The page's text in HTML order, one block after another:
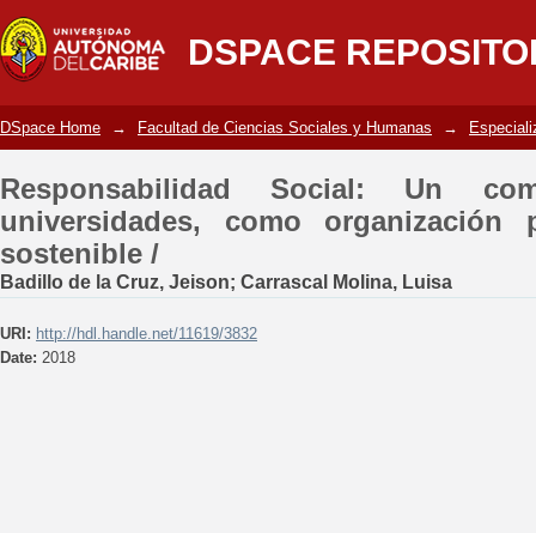
DSPACE
Responsabilidad Social: Un
para un desarrollo sostenible /
DSpace Home → Facultad de Ciencias Sociales y Humanas →
Responsabilidad Social: Un
universidades, como organización
sostenible /
Badillo de la Cruz, Jeison; Carrascal Molina, Luisa
URI: http://hdl.handle.net/11619/3832
Date: 2018